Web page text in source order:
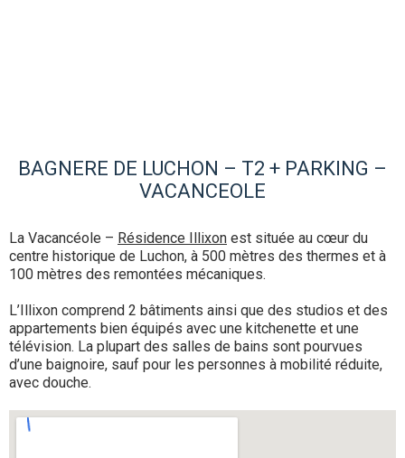
BAGNERE DE LUCHON – T2 + PARKING –
VACANCEOLE
La Vacancéole – Résidence Illixon est située au cœur du
centre historique de Luchon, à 500 mètres des thermes et à
100 mètres des remontées mécaniques.
L’Illixon comprend 2 bâtiments ainsi que des studios et des
appartements bien équipés avec une kitchenette et une
télévision. La plupart des salles de bains sont pourvues
d’une baignoire, sauf pour les personnes à mobilité réduite,
avec douche.